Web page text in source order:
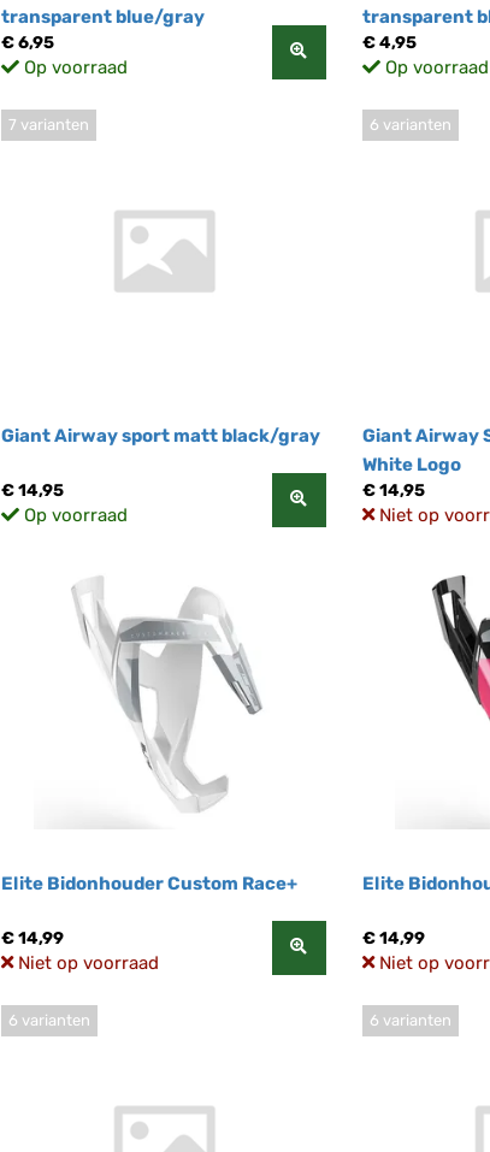
transparent blue/gray
€ 6,95
Op voorraad
transparent
€ 4,95
Op voorraad
Giant Airway sport matt black/gray
7 varianten
€ 14,95
Op voorraad
Giant Airway
White Logo
6 varianten
€ 14,95
Niet op
Elite Bidonhouder Custom Race+
€ 14,99
Niet op voorraad
Elite
€ 14,99
Niet op
6 varianten 6 varianten